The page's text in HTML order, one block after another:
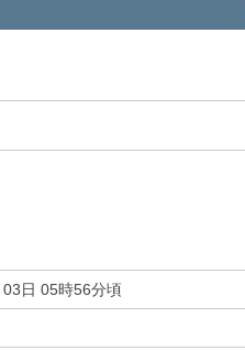
日 05時56分頃